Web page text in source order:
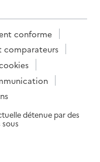
conforme
comparateurs
détenue par des